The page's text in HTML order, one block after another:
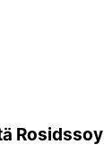
Rosidssoy